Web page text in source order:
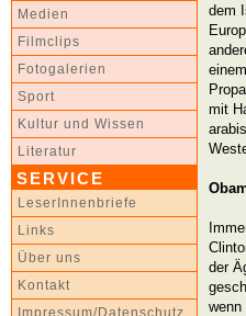
Medien
Filmclips
Fotogalerien
Sport
Kultur und Wissen
Literatur
SERVICE
LeserInnenbriefe
Links
Über uns
Kontakt
Impressum/Datenschutz
dem
mit
der